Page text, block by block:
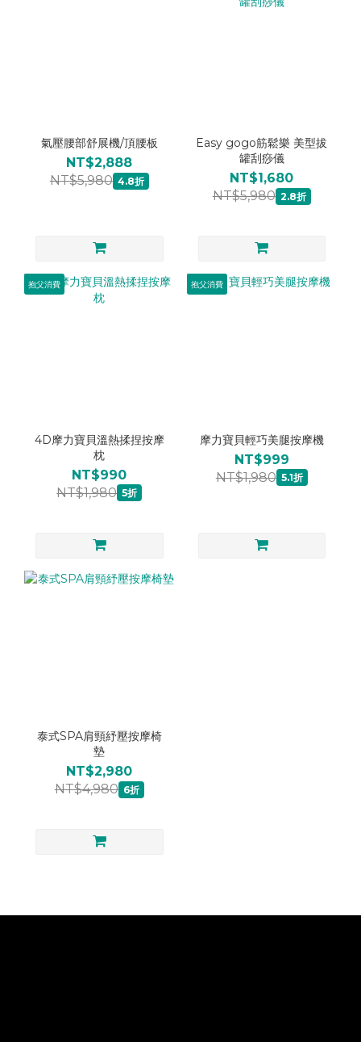
氣壓腰部舒展機/頂腰板
NT$2,888
NT$5,980 4.8折
Easy gogo筋鬆樂 美型拔
罐刮痧儀
NT$1,680
NT$5,980 2.8折
抱父消費
4D摩力寶貝溫熱揉捏按摩
枕
NT$990
NT$1,980 5折
抱父消費
摩力寶貝輕巧美腿按摩機
NT$999
NT$1,980 5.1折
泰式SPA肩頸紓壓按摩椅
墊
NT$2,980
NT$4,980 6折